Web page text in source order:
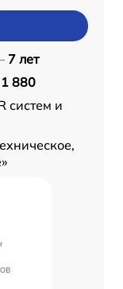
7 лет
1 880
систем и